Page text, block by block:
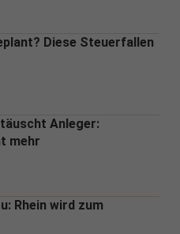
Diese Steuerfallen
Anleger:
mehr
Rhein wird zum